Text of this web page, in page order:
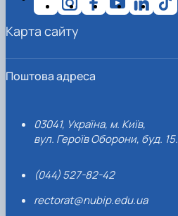
Поштова адреса
03041, Україна, м. Київ,
вул. Героїв Оборони, буд. 15.
(044) 527-82-42
rectorat@nubip.edu.ua
Карта сайту